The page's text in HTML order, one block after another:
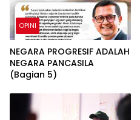
OPINI
NEGARA PROGRESIF ADALAH
NEGARA PANCASILA
(Bagian 5)